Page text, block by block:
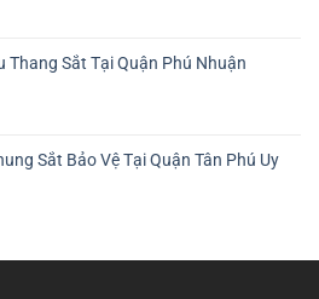
Thang Sắt Tại Quận Phú Nhuận
Sắt Bảo Vệ Tại Quận Tân Phú Uy